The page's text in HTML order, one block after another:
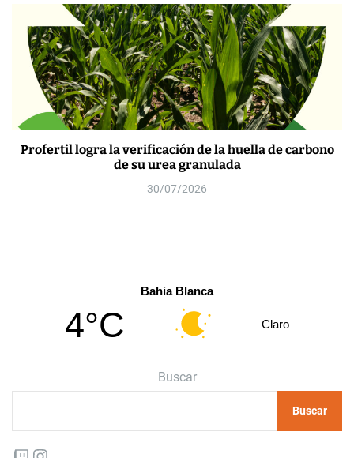
Profertil logra la verificación de la huella de carbono
de su urea granulada
30/07/2026
Bahia Blanca
4°C Claro
Buscar
Buscar
Twitch